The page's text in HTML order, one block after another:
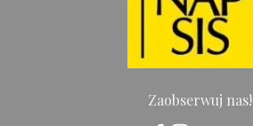
Zaobserwuj nas!